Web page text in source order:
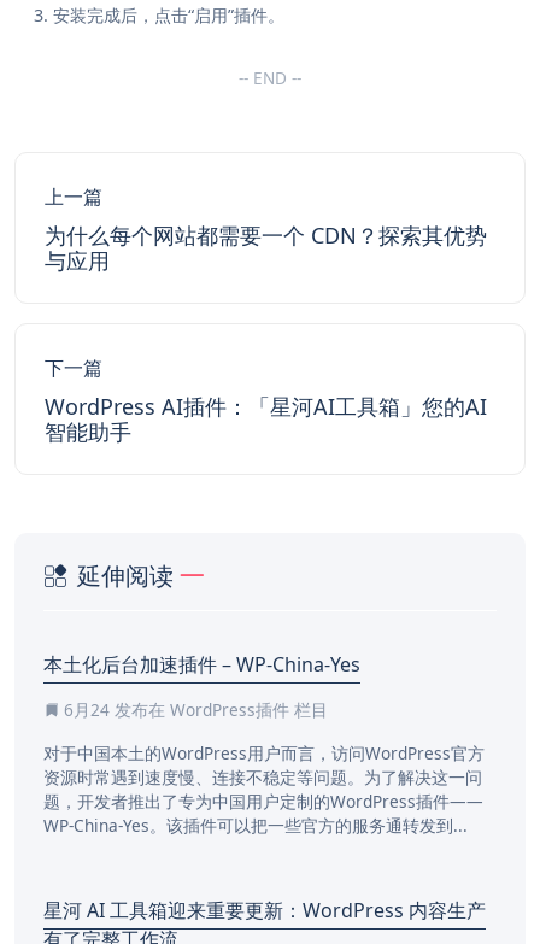
安装完成后，点击“启用”插件。
-- END --
上一篇
为什么每个网站都需要一个 CDN？探索其优势
与应用
下一篇
WordPress AI插件：「星河AI工具箱」您的AI
智能助手
延伸阅读
本土化后台加速插件 – WP-China-Yes
6月24 发布在 WordPress插件 栏目
对于中国本土的WordPress用户而言，访问WordPress官方
资源时常遇到速度慢、连接不稳定等问题。为了解决这一问
题，开发者推出了专为中国用户定制的WordPress插件——
WP-China-Yes。该插件可以把一些官方的服务通转发到...
星河 AI 工具箱迎来重要更新：WordPress 内容生产